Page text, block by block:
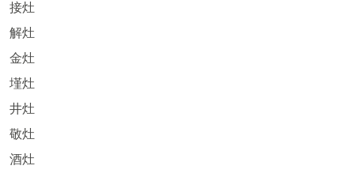
接灶
解灶
金灶
墐灶
井灶
敬灶
酒灶